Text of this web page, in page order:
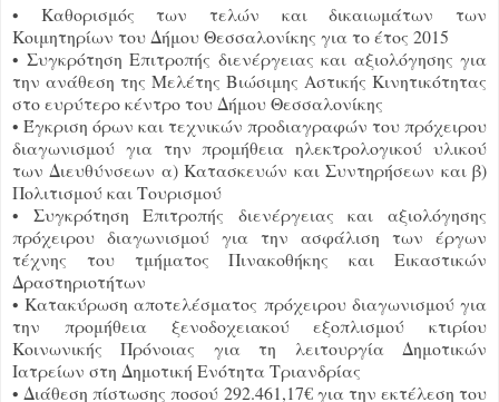
• Καθορισμός των τελών και δικαιωμάτων των
Κοιμητηρίων του Δήμου Θεσσαλονίκης για το έτος 2015
• Συγκρότηση Επιτροπής διενέργειας και αξιολόγησης για
την ανάθεση της Μελέτης Βιώσιμης Αστικής Κινητικότητας
στο ευρύτερο κέντρο του Δήμου Θεσσαλονίκης
• Έγκριση όρων και τεχνικών προδιαγραφών του πρόχειρου
διαγωνισμού για την προμήθεια ηλεκτρολογικού υλικού
των Διευθύνσεων α) Κατασκευών και Συντηρήσεων και β)
Πολιτισμού και Τουρισμού
• Συγκρότηση Επιτροπής διενέργειας και αξιολόγησης
πρόχειρου διαγωνισμού για την ασφάλιση των έργων
τέχνης του τμήματος Πινακοθήκης και Εικαστικών
Δραστηριοτήτων
• Κατακύρωση αποτελέσματος πρόχειρου διαγωνισμού για
την προμήθεια ξενοδοχειακού εξοπλισμού κτιρίου
Κοινωνικής Πρόνοιας για τη λειτουργία Δημοτικών
Ιατρείων στη Δημοτική Ενότητα Τριανδρίας
• Διάθεση πίστωσης ποσού 292.461,17€ για την εκτέλεση του